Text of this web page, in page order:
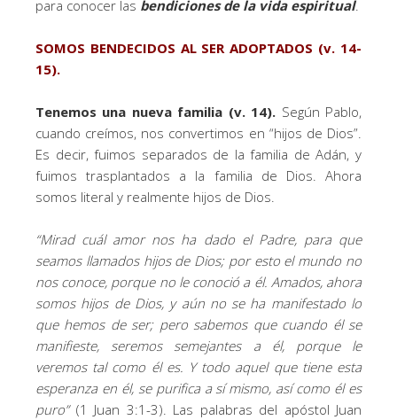
para conocer las bendiciones de la vida espiritual.
SOMOS BENDECIDOS AL SER ADOPTADOS (v. 14-
15).
Tenemos una nueva familia (v. 14). Según Pablo,
cuando creímos, nos convertimos en “hijos de Dios”.
Es decir, fuimos separados de la familia de Adán, y
fuimos trasplantados a la familia de Dios. Ahora
somos literal y realmente hijos de Dios.
“Mirad cuál amor nos ha dado el Padre, para que
seamos llamados hijos de Dios; por esto el mundo no
nos conoce, porque no le conoció a él. Amados, ahora
somos hijos de Dios, y aún no se ha manifestado lo
que hemos de ser; pero sabemos que cuando él se
manifieste, seremos semejantes a él, porque le
veremos tal como él es. Y todo aquel que tiene esta
esperanza en él, se purifica a sí mismo, así como él es
puro”(1 Juan 3:1-3). Las palabras del apóstol Juan